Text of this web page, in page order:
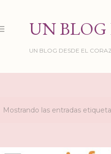
UN
UN BLOG DESDE EL
Mostrando las entradas